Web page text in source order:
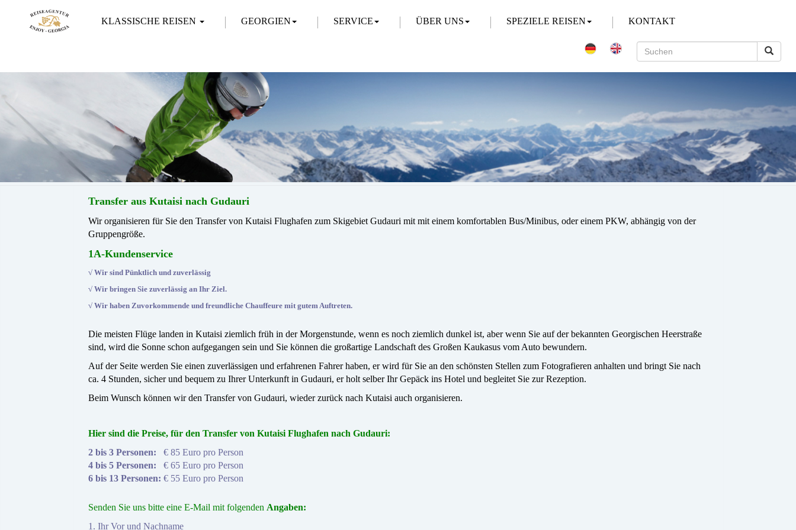
KLASSISCHE REISEN GEORGIEN SERVICE ÜBER UNS SPEZIELE REISEN KONTAKT
Transfer aus Kutaisi nach Gudauri
Wir organisieren für Sie den Transfer von Kutaisi Flughafen zum Skigebiet Gudauri mit mit einem komfortablen Bus/Minibus, oder einem PKW, abhängig von der
Gruppengröße.
1A-Kundenservice
√ Wir sind Pünktlich und zuverlässig
√ Wir bringen Sie zuverlässig an Ihr Ziel.
√ Wir haben Zuvorkommende und freundliche Chauffeure mit gutem Auftreten.
Die meisten Flüge landen in Kutaisi ziemlich früh in der Morgenstunde, wenn es noch ziemlich dunkel ist, aber wenn Sie auf der bekannten Georgischen Heerstraße
sind, wird die Sonne schon aufgegangen sein und Sie können die großartige Landschaft des Großen Kaukasus vom Auto bewundern.
Auf der Seite werden Sie einen zuverlässigen und erfahrenen Fahrer haben, er wird für Sie an den schönsten Stellen zum Fotografieren anhalten und bringt Sie nach
ca. 4 Stunden, sicher und bequem zu Ihrer Unterkunft in Gudauri, er holt selber Ihr Gepäck ins Hotel und begleitet Sie zur Rezeption.
Beim Wunsch können wir den Transfer von Gudauri, wieder zurück nach Kutaisi auch organisieren.
Hier sind die Preise, für den Transfer von Kutaisi Flughafen nach Gudauri:
2 bis 3 Personen:
€ 85 Euro pro Person
4 bis 5 Personen:
€ 65 Euro pro Person
6 bis 13 Personen: € 55 Euro pro Person
Senden Sie uns bitte eine E-Mail mit folgenden Angaben:
1. Ihr Vor und Nachname